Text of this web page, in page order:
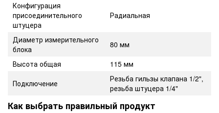
Конфигурация
присоединительного
штуцера
Радиальная
Диаметр измерительного
блока
80 мм
Высота общая
115 мм
Подключение
Резьба гильзы клапана 1/2",
резьба штуцера 1/4"
Как выбрать правильный продукт